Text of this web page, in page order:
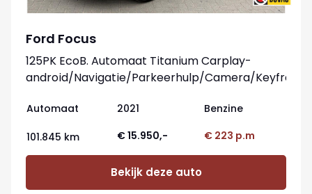
Ford Focus
125PK EcoB. Automaat Titanium Carplay-
android/Navigatie/Parkeerhulp/Camera/Keyfree
Automaat 2021 Benzine
101.845 km € 15.950,- € 223 p.m
Bekijk deze auto